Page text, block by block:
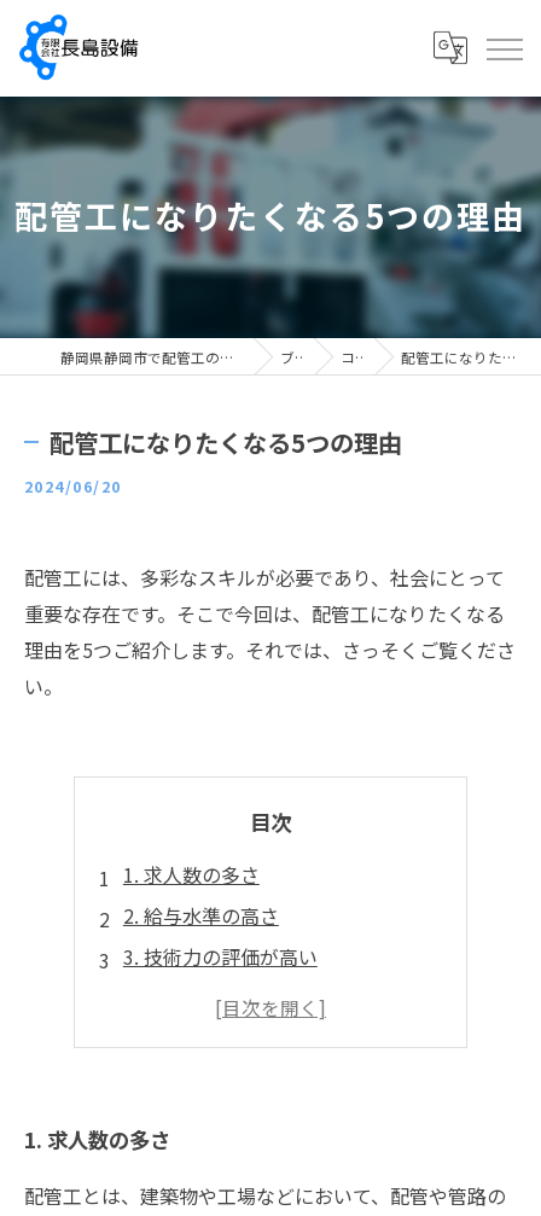
配管工になりたくなる5つの理由
静岡県静岡市で配管工の求人なら有限会社長島設備 ブログ コラム 配管工になりたくなる5つの理由
配管工になりたくなる5つの理由
2024/06/20
配管工には、多彩なスキルが必要であり、社会にとって
重要な存在です。そこで今回は、配管工になりたくなる
理由を5つご紹介します。それでは、さっそくご覧くださ
い。
目次
1. 求人数の多さ
2. 給与水準の高さ
3. 技術力の評価が高い
4. 安定した仕事環境
1. 求人数の多さ
配管工とは、建築物や工場などにおいて、配管や管路の